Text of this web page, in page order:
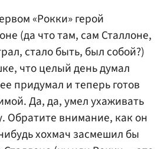
«Рокки» герой
(да что там, сам Сталлоне,
стало быть, был собой?)
что целый день думал
придумал и теперь готов
Да, да, умел ухаживать
Обратите внимание, как он
хохмач засмешил бы